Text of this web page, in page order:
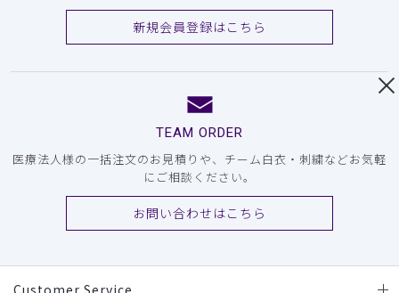
新規会員登録はこちら
TEAM ORDER
医療法人様の一括注文のお見積りや、チーム白衣・刺繍などお気軽
にご相談ください。
お問い合わせはこちら
Customer Service